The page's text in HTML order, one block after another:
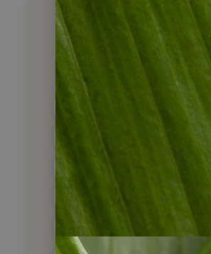
Über welches
möchten Sie
erfahren?
Belize
Guatemala